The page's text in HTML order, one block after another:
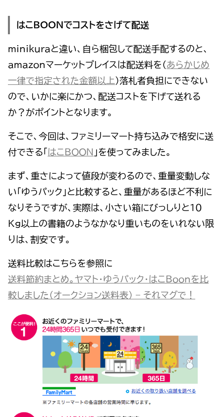
はこBOONでコストをさげて配送
minikuraと違い、自ら梱包して配送手配するのと、
amazonマーケットプレイスは配送料を（あらかじめ
一律で指定された金額以上 ）落札者負担にできない
ので、いかに楽にかつ、配送コストを下げて送れる
か？がポイントとなります。
そこで、今回は、ファミリーマート持ち込みで格安に送
付できる「 はこBOON 」を使ってみました。
まず、重さによって値段が変わるので、重量変動しな
い「ゆうパック」と比較すると、重量があるほど不利に
なりそうですが、実際は、小さい箱にびっしりと１０
Kg以上の書籍のようなかなり重いものをいれない限
りは、割安です。
送料比較はこちらを参照に
送料節約まとめ。ヤマト・ゆうパック・はこBoonを比
較しました（オークション送料表） – それマグで！